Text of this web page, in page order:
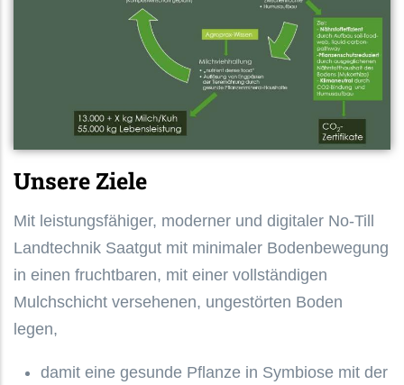
Unsere Ziele
Mit leistungsfähiger, moderner und digitaler No-Till
Landtechnik Saatgut mit minimaler Bodenbewegung
in einen fruchtbaren, mit einer vollständigen
Mulchschicht versehenen, ungestörten Boden
legen,
damit eine gesunde Pflanze in Symbiose mit der